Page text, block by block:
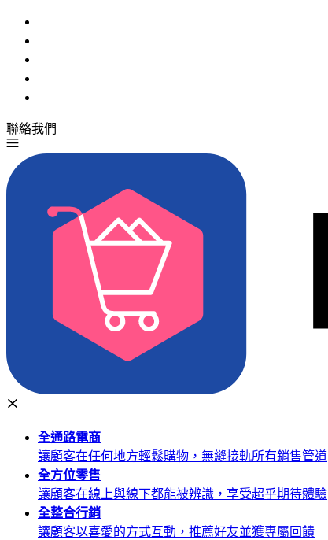
聯絡我們
全通路電商
讓顧客在任何地方輕鬆購物，無縫接軌所有銷售管道
全方位零售
讓顧客在線上與線下都能被辨識，享受超乎期待體驗
全整合行銷
讓顧客以喜愛的方式互動，推薦好友並獲專屬回饋